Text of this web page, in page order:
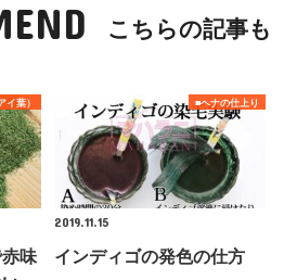
こちらの記事も
葉）
味
■ヘナの仕上り
2019.11.15
インディゴの発色の仕方